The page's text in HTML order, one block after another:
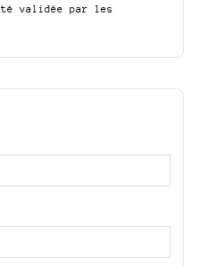
validée par les